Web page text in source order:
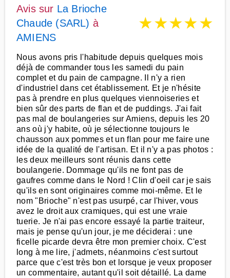
Avis sur La Brioche
Chaude (SARL) à
AMIENS
★★★★★
Nous avons pris l'habitude depuis quelques mois
déjà de commander tous les samedi du pain
complet et du pain de campagne. Il n'y a rien
d'industriel dans cet établissement. Et je n'hésite
pas à prendre en plus quelques viennoiseries et
bien sûr des parts de flan et de puddings. J'ai fait
pas mal de boulangeries sur Amiens, depuis les 20
ans où j'y habite, où je sélectionne toujours le
chausson aux pommes et un flan pour me faire une
idée de la qualité de l'artisan. Et il n'y a pas photos :
les deux meilleurs sont réunis dans cette
boulangerie. Dommage qu'ils ne font pas de
gaufres comme dans le Nord ! Clin d'oeil car je sais
qu'ils en sont originaires comme moi-même. Et le
nom "Brioche" n'est pas usurpé, car l'hiver, vous
avez le droit aux cramiques, qui est une vraie
tuerie. Je n'ai pas encore essayé la partie traiteur,
mais je pense qu'un jour, je me déciderai : une
ficelle picarde devra être mon premier choix. C'est
long à me lire, j'admets, néanmoins c'est surtout
parce que c'est très bon et lorsque je veux proposer
un commentaire, autant qu'il soit détaillé. La dame